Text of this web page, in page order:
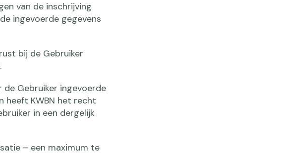
van de inschrijving
ingevoerde gegevens
bij de Gebruiker
Gebruiker ingevoerde
heeft KWBN het recht
in een dergelijk
– een maximum te